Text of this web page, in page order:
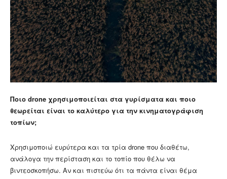
Ποιο drone χρησιμοποιείται στα γυρίσματα και ποιο
θεωρείται είναι το καλύτερο για την κινηματογράφιση
τοπίων;
Χρησιμοποιώ ευρύτερα και τα τρία drone που διαθέτω,
ανάλογα την περίσταση και το τοπίο που θέλω να
βιντεοσκοπήσω. Αν και πιστεύω ότι τα πάντα είναι θέμα